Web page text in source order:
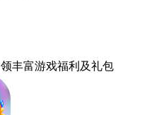
领丰富游戏福利 及礼包